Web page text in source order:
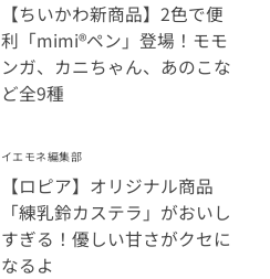
【ちいかわ新商品】2色で便
利「mimi®ペン」登場！モモ
ンガ、カニちゃん、あのこな
ど全9種
イエモネ編集部
【ロピア】オリジナル商品
「練乳鈴カステラ」がおいし
すぎる！優しい甘さがクセに
なるよ